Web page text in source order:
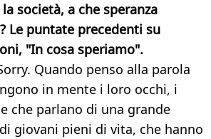
società, a che speranza
Le puntate precedenti su
"In cosa speriamo".
Quando penso alla parola
in mente i loro occhi, i
che parlano di una grande
giovani pieni di vita, che hanno